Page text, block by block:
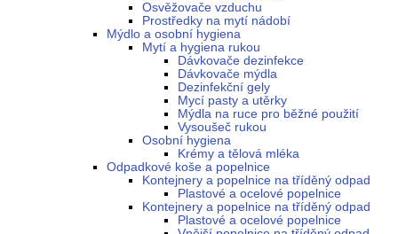
Osvěžovače vzduchu
Prostředky na mytí nádobí
Mýdlo a osobní hygiena
Mytí a hygiena rukou
Dávkovače dezinfekce
Dávkovače mýdla
Dezinfekční gely
Mycí pasty a utěrky
Mýdla na ruce pro běžné použití
Vysoušeč rukou
Osobní hygiena
Krémy a tělová mléka
Odpadkové koše a popelnice
Kontejnery a popelnice na tříděný odpad
Plastové a ocelové popelnice
Kontejnery a popelnice na tříděný odpad
Plastové a ocelové popelnice